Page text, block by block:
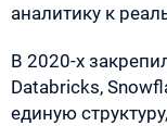
аналитику к
В 2020-х
Databricks,
единую